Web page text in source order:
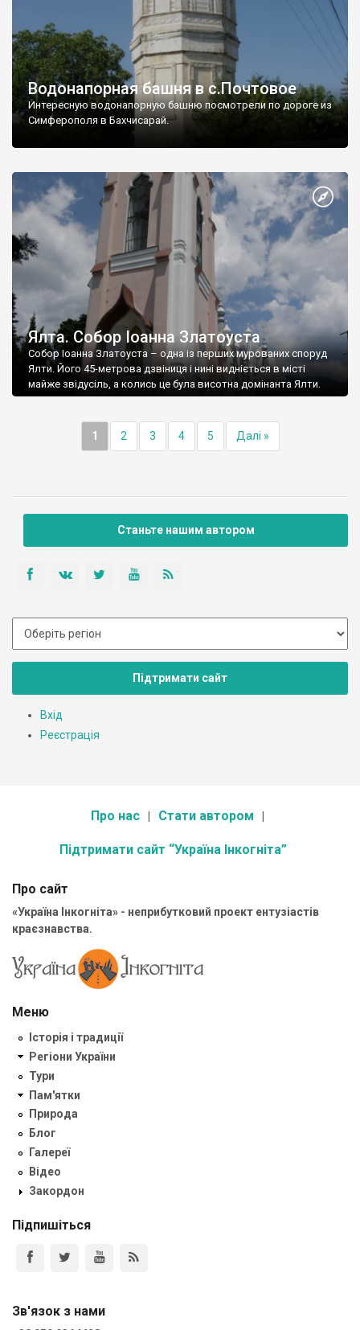
Водонапорная башня в с.Почтовое
Интересную водонапорную башню посмотрели по дороге из
Симферополя в Бахчисарай.
Ялта. Собор Іоанна Златоуста
Собор Іоанна Златоуста – одна із перших мурованих споруд
Ялти. Його 45-метрова дзвіниця і нині видніється в місті
майже звідусіль, а колись це була висотна домінанта Ялти.
1 2 3 4 5 Далі »
Станьте нашим автором
Підтримати сайт
Вхід
Реєстрація
Про нас Стати автором
Підтримати сайт “Україна Інкогніта”
Про сайт
«Україна Інкогніта» - неприбутковий проект ентузіастів
краєзнавства.
Меню
Історія і традиції
Регіони України
Тури
Пам'ятки
Природа
Блог
Галереї
Відео
Закордон
Підпишіться
Зв'язок з нами